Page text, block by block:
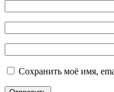
Сохранить моё имя,